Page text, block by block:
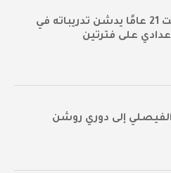
الفيصلي تحت 21 عامًا يدشن تدريباته في
على فترتين
إلى دوري روشن